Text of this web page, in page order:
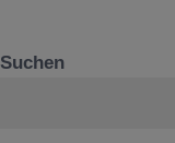
Suchen